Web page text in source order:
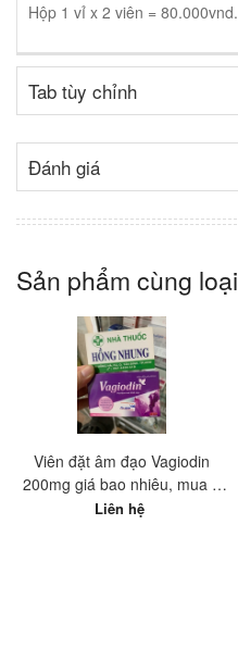
Hộp 1 vỉ x 2 viên = 80.000vnd.
Tab tùy chỉnh
Đánh giá
Sản phẩm cùng loại
Viên đặt âm đạo Vagiodin
200mg giá bao nhiêu, mua ở
đâu tốt nhất?
Liên hệ